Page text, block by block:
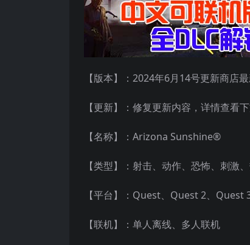
【版本】：2024年6月14号更新商店
【更新】：修复更新内容，详情查看
【名称】：Arizona Sunshine®
【类型】：射击、动作、恐怖、刺激
【平台】：Quest、Quest 2、Quest
【联机】：单人离线、多人联机